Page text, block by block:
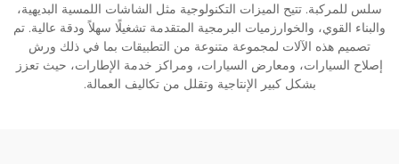
سلس للمركبة. تتيح الميزات التكنولوجية مثل الشاشات اللمسية البديهية،
والبناء القوي، والخوارزميات البرمجية المتقدمة تشغيلًا سهلاً ودقة عالية. تم
تصميم هذه الآلات لمجموعة متنوعة من التطبيقات بما في ذلك ورش
إصلاح السيارات، ومعارض السيارات، ومراكز خدمة الإطارات، حيث تعزز
بشكل كبير الإنتاجية وتقلل من تكاليف العمالة.